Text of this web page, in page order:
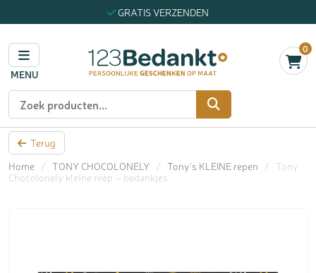
GRATIS VERZENDEN
MENU
0
Zoeken
Terug
Home
/ TONY CHOCOLONELY / Tony's KLEINE repen /
Tony
Chocolonely kleine reep – bedankjes